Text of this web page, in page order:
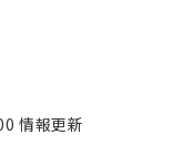
情報更新